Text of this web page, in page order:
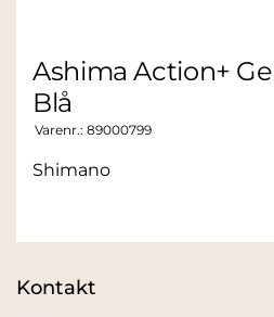
Ashima Action+
Blå
Varenr.: 89000799
Shimano
Kontakt